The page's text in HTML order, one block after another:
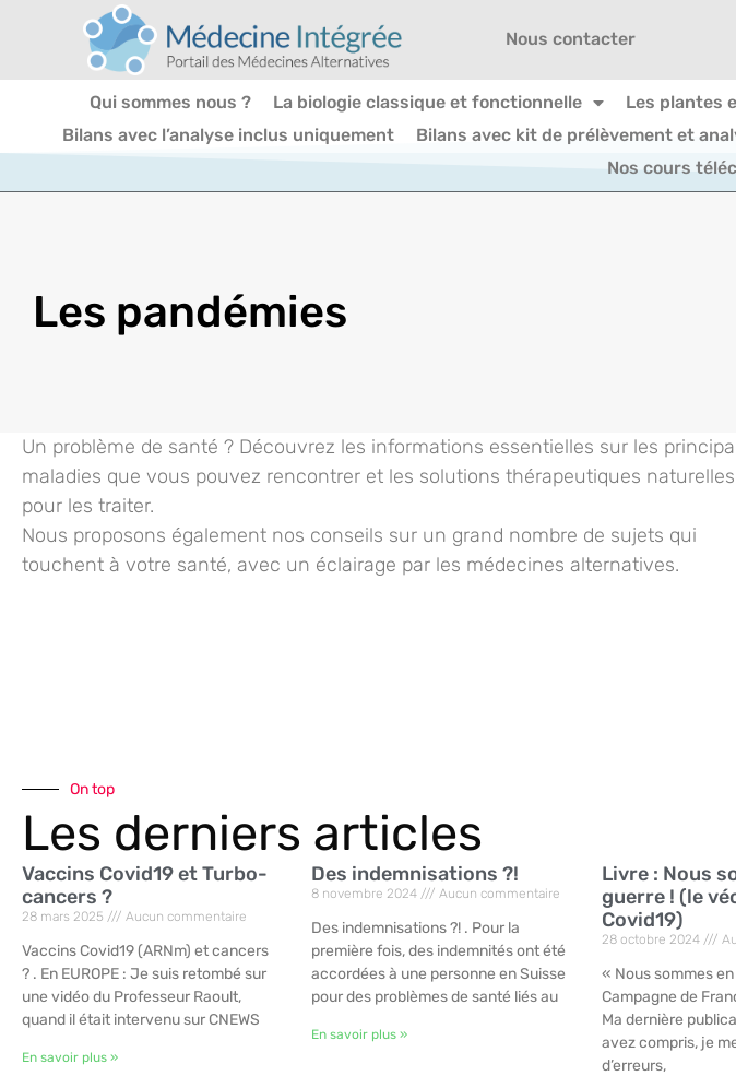
Nous contacter
Qui sommes nous ? La biologie classique et fonctionnelle Les plantes
Bilans avec l’analyse inclus uniquement
Bilans avec kit de prélèvement et
Nos cours
Les pandémies
Un problème de santé ? Découvrez les informations essentielles sur les
maladies que vous pouvez rencontrer et les solutions thérapeutiques naturelles
pour les traiter.
Nous proposons également nos conseils sur un grand nombre de sujets qui
touchent à votre santé, avec un éclairage par les médecines alternatives.
On top
Les derniers articles
Vaccins Covid19 et Turbo-
cancers ?
28 mars 2025 Aucun commentaire
Vaccins Covid19 (ARNm) et cancers
? . En EUROPE : Je suis retombé sur
une vidéo du Professeur Raoult,
quand il était intervenu sur CNEWS
En savoir plus »
Des indemnisations ?!
8 novembre 2024 Aucun commentaire
Des indemnisations ?! . Pour la
première fois, des indemnités ont été
accordées à une personne en Suisse
pour des problèmes de santé liés au
En savoir plus »
Livre : Nous
guerre ! (le
Covid19)
28 octobre 2024
« Nous sommes
Campagne de
Ma dernière
avez compris, je
d’erreurs,